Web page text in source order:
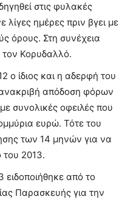
στις φυλακές
ημέρες πριν βγει με
όρους. Στη συνέχεια
Κορυδαλλό.
ο ίδιος και η αδερφή του
απόδοση φόρων
συνολικές οφειλές που
ευρώ. Τότε του
των 14 μηνών για να
του 2013.
ειδοποιήθηκε από το
Παρασκευής για την